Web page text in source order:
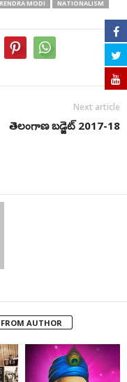
MODI
NATIONALISM
Next article
తెలంగాణ బడ్జెట్ 2017-18
AUTHOR